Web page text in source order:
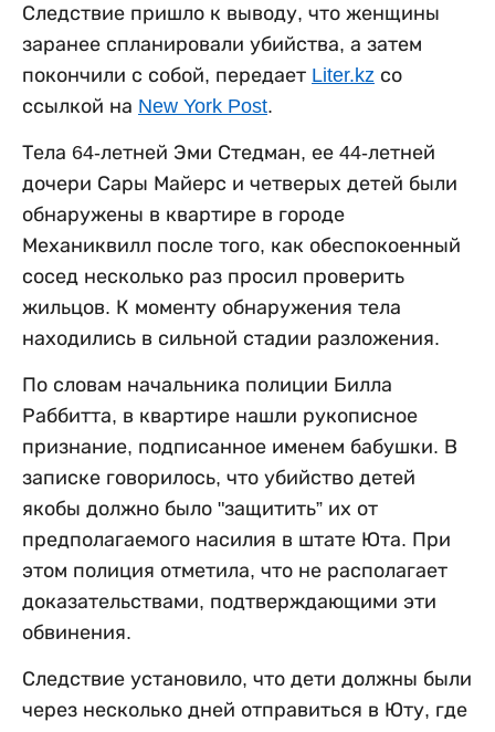
Следствие пришло к выводу, что женщины
заранее спланировали убийства, а затем
покончили с собой, передает Liter.kz со
ссылкой на New York Post.
Тела 64-летней Эми Стедман, ее 44-летней
дочери Сары Майерс и четверых детей были
обнаружены в квартире в городе
Механиквилл после того, как обеспокоенный
сосед несколько раз просил проверить
жильцов. К моменту обнаружения тела
находились в сильной стадии разложения.
По словам начальника полиции Билла
Раббитта, в квартире нашли рукописное
признание, подписанное именем бабушки. В
записке говорилось, что убийство детей
якобы должно было "защитить” их от
предполагаемого насилия в штате Юта. При
этом полиция отметила, что не располагает
доказательствами, подтверждающими эти
обвинения.
Следствие установило, что дети должны были
через несколько дней отправиться в Юту, где